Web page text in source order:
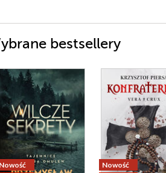
bestsellery
Nowość
Nowość